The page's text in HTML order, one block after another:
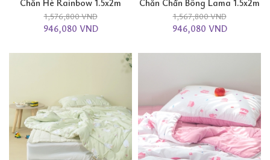
Chăn Hè Rainbow 1.5x2m
1,576,800 VND
946,080 VND
Chăn Chần Bông Lama 1.5x2m
1,567,800 VND
946,080 VND